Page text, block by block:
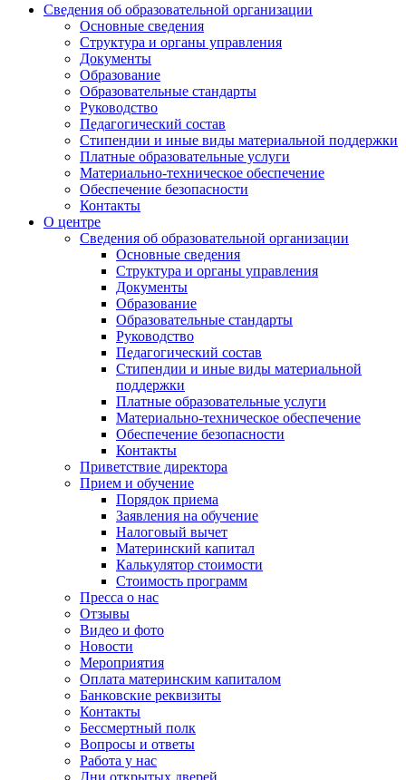
Сведения об образовательной организации
Основные сведения
Структура и органы управления
Документы
Образование
Образовательные стандарты
Руководство
Педагогический состав
Стипендии и иные виды материальной поддержки
Платные образовательные услуги
Материально-техническое обеспечение
Обеспечение безопасности
Контакты
О центре
Сведения об образовательной организации
Основные сведения
Структура и органы управления
Документы
Образование
Образовательные стандарты
Руководство
Педагогический состав
Стипендии и иные виды материальной
поддержки
Платные образовательные услуги
Материально-техническое обеспечение
Обеспечение безопасности
Контакты
Приветствие директора
Прием и обучение
Порядок приема
Заявления на обучение
Налоговый вычет
Материнский капитал
Калькулятор стоимости
Стоимость программ
Пресса о нас
Отзывы
Видео и фото
Новости
Мероприятия
Оплата материнским капиталом
Банковские реквизиты
Контакты
Бессмертный полк
Вопросы и ответы
Работа у нас
Дни открытых дверей